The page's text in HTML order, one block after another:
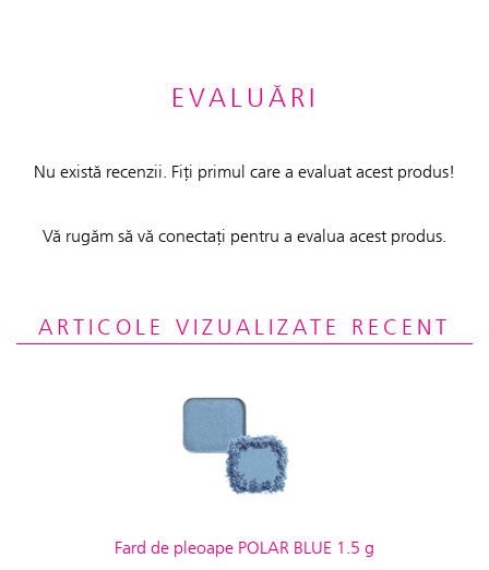
EVALUĂRI
Nu există recenzii. Fiți primul care a evaluat acest produs!
Vă rugăm să vă conectați pentru a evalua acest produs.
ARTICOLE VIZUALIZATE RECENT
Fard de pleoape POLAR BLUE 1.5 g